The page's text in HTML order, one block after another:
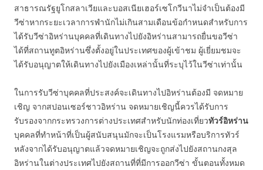
สาธารณรัฐยูโกสลาเวียและบอสเนียเฮอร์เซโกวีนาไม่จำเป็นต้องมี
วีซ่าหากระยะเวลาการพำนักไม่เกินสามเดือนข้อกำหนดสำหรับการ
ได้รับวีซ่าอิหร่านบุคคลที่เดินทางไปยังอิหร่านสามารถยื่นขอวีซ่า
ได้ที่สถานทูตอิหร่านซึ่งตั้งอยู่ในประเทศของผู้เข้าชม ผู้เยี่ยมชมจะ
ได้รับอนุญาตให้เดินทางไปยังเมืองเหล่านั้นที่ระบุไว้ในวีซ่าเท่านั้น
ในการรับวีซ่าบุคคลที่ประสงค์จะเดินทางไปอิหร่านต้องมี จดหมาย
เชิญ จากสปอนเซอร์ชาวอิหร่าน จดหมายเชิญนี้ควรได้รับการ
รับรองจากกระทรวงการต่างประเทศสำหรับนักท่องเที่ยวทัวร์อิหร่าน
บุคคลที่ทำหน้าที่เป็นผู้สนับสนุนมักจะเป็นโรงแรมหรือบริการทัวร์
หลังจากได้รับอนุญาตแล้วจดหมายเชิญจะถูกส่งไปยังสถานกงสุล
อิหร่านในต่างประเทศไปยังสถานที่ที่มีการออกวีซ่า ขั้นตอนทั้งหมด